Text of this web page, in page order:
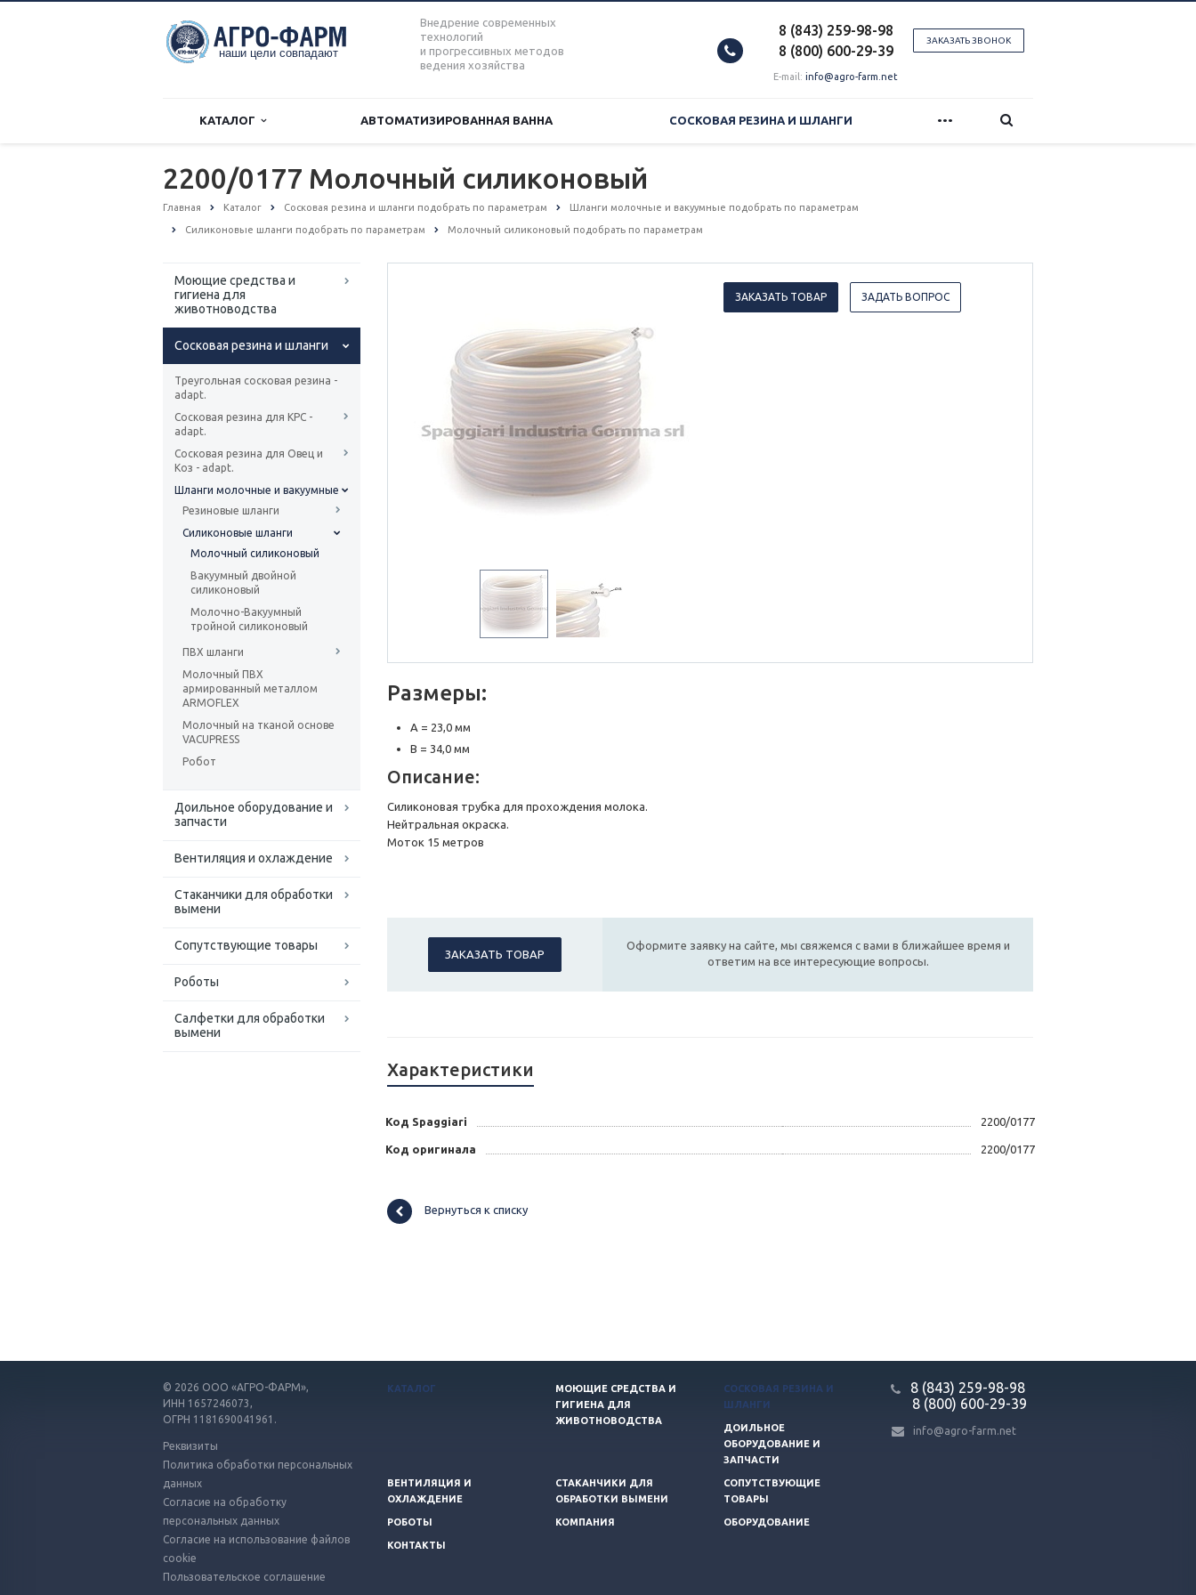
Внедрение современных
технологий
и прогрессивных методов
ведения хозяйства
ЗАКАЗАТЬ ЗВОНОК
8 (843) 259-98-98
8 (800) 600-29-39
E-mail: info@agro-farm.net
КАТАЛОГ АВТОМАТИЗИРОВАННАЯ ВАННА СОСКОВАЯ РЕЗИНА И ШЛАНГИ ...
2200/0177 Молочный силиконовый
Главная Каталог Сосковая резина и шланги подобрать по параметрам Шланги молочные и вакуумные подобрать по параметрам
Силиконовые шланги подобрать по параметрам Молочный силиконовый подобрать по параметрам
Моющие средства и
гигиена для
животноводства
Сосковая резина и шланги
Треугольная сосковая резина -
adapt.
Сосковая резина для КРС -
adapt.
Сосковая резина для Овец и
Коз - adapt.
Шланги молочные и вакуумные
Резиновые шланги
Силиконовые шланги
Молочный силиконовый
Вакуумный двойной
силиконовый
Молочно-Вакуумный
тройной силиконовый
ПВХ шланги
Молочный ПВХ
армированный металлом
ARMOFLEX
Молочный на тканой основе
VACUPRESS
Робот
Доильное оборудование и
запчасти
Вентиляция и охлаждение
Стаканчики для обработки
вымени
Сопутствующие товары
Роботы
Салфетки для обработки
вымени
ЗАКАЗАТЬ ТОВАР ЗАДАТЬ ВОПРОС
Размеры:
A = 23,0 мм
B = 34,0 мм
Описание:
Силиконовая трубка для прохождения молока.
Нейтральная окраска.
Моток 15 метров
ЗАКАЗАТЬ ТОВАР
Оформите заявку на сайте, мы свяжемся с вами в ближайшее время и
ответим на все интересующие вопросы.
Характеристики
Код Spaggiari 2200/0177
Код оригинала 2200/0177
Вернуться к списку
© 2026 ООО «АГРО-ФАРМ»,
ИНН 1657246073,
ОГРН 1181690041961.
Реквизиты
Политика обработки персональных
данных
Согласие на обработку
персональных данных
Согласие на использование файлов
cookie
Пользовательское соглашение
КАТАЛОГ
МОЮЩИЕ СРЕДСТВА И
ГИГИЕНА ДЛЯ
ЖИВОТНОВОДСТВА
СОСКОВАЯ РЕЗИНА И
ШЛАНГИ
ДОИЛЬНОЕ
ОБОРУДОВАНИЕ И
ЗАПЧАСТИ
ВЕНТИЛЯЦИЯ И
ОХЛАЖДЕНИЕ
СТАКАНЧИКИ ДЛЯ
ОБРАБОТКИ ВЫМЕНИ
СОПУТСТВУЮЩИЕ
ТОВАРЫ
РОБОТЫ КОМПАНИЯ ОБОРУДОВАНИЕ
КОНТАКТЫ
8 (843) 259-98-98
8 (800) 600-29-39
info@agro-farm.net